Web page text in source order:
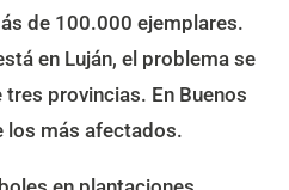
de 100.000 ejemplares.
en Luján, el problema se
provincias. En Buenos
los más afectados.